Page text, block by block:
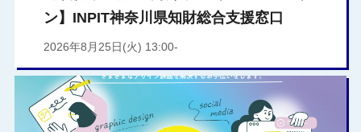
ン】INPIT神奈川県知財総合支援窓口
2026年8月25日(火) 13:00-